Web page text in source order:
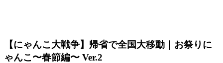
【にゃんこ大戦争】帰省で全国大移動｜お祭りに
ゃんこ〜春節編〜 Ver.2